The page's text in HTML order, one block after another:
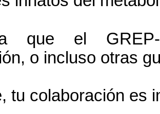
que el
o incluso otras
tu colaboración es